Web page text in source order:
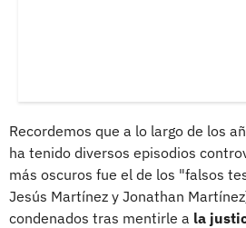
Recordemos que a lo largo de los
ha tenido diversos episodios
más oscuros fue el de los "falsos
Jesús Martínez y Jonathan
condenados tras mentirle a la